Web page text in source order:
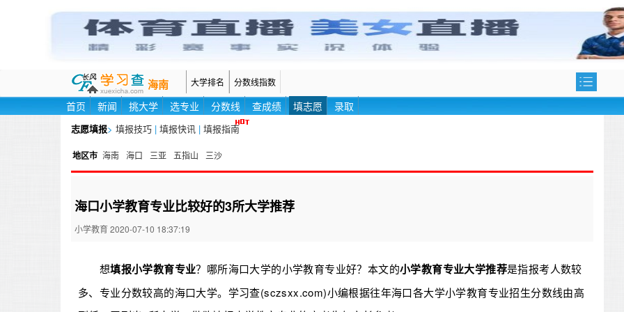
海南 大学排名 分数线指数
首页 新闻 挑大学 选专业 分数线 查成绩 填志愿 录取
志愿填报> 填报技巧 | 填报快讯 | 填报指南
地区市 海南 海口 三亚 五指山 三沙
海口小学教育专业比较好的3所大学推荐
小学教育 2020-07-10 18:37:19
想填报小学教育专业？哪所海口大学的小学教育专业好？本文的小学教育专业大学推荐是指报考人数较
多、专业分数较高的海口大学。学习查(sczsxx.com)小编根据往年海口各大学小学教育专业招生分数线由高